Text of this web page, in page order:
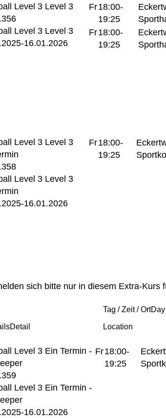
Level 3 Level 3
Level 3 Level 3
16.01.2026
Fr18:00-
19:25
Fr18:00-
19:25
Level 3 Level 3
Level 3 Level 3
16.01.2026
Fr18:00-
19:25
sich bitte nur in diesem Extra-Kurs
Detail
Tag / Zeit / Ort
Location
Level 3 Ein Termin -
Level 3 Ein Termin -
16.01.2026
Fr18:00-
19:25